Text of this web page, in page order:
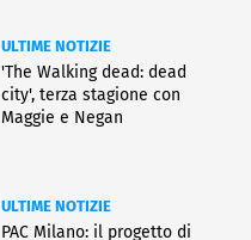
ULTIME NOTIZIE
'The Walking dead: dead
city', terza stagione con
Maggie e Negan
ULTIME NOTIZIE
PAC Milano: il progetto di